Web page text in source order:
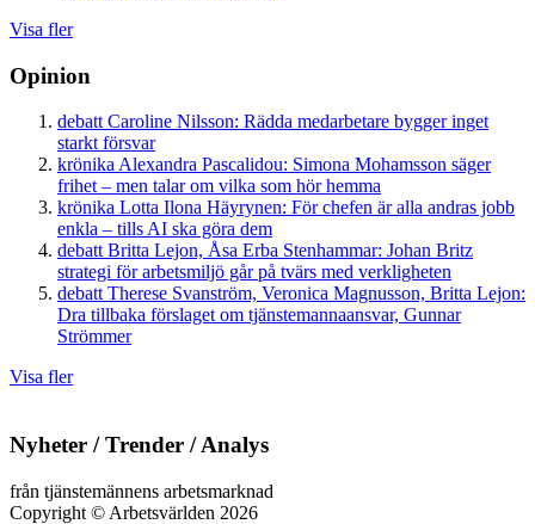
Visa fler
Opinion
debatt Caroline Nilsson: Rädda medarbetare bygger inget
starkt försvar
krönikaAlexandra Pascalidou: Simona Mohamsson säger
frihet – men talar om vilka som hör hemma
krönika Lotta Ilona Häyrynen: För chefen är alla andras jobb
enkla – tills AI ska göra dem
debatt Britta Lejon, Åsa Erba Stenhammar: Johan Britz
strategi för arbetsmiljö går på tvärs med verkligheten
debatt Therese Svanström, Veronica Magnusson, Britta Lejon:
Dra tillbaka förslaget om tjänstemannaansvar, Gunnar
Strömmer
Visa fler
Nyheter / Trender / Analys
från tjänstemännens arbetsmarknad
Copyright © Arbetsvärlden 2026